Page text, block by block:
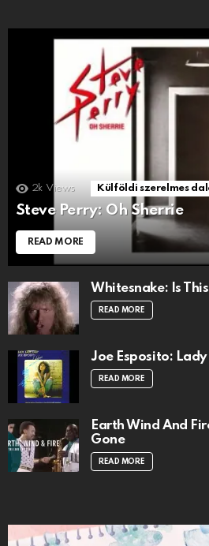
2k Views Külföldi szerelmes
Steve Perry: Oh Sherrie
READ MORE
Whitesnake: Is
READ MORE
Joe Esposito:
READ MORE
Earth Wind And
Gone
READ MORE